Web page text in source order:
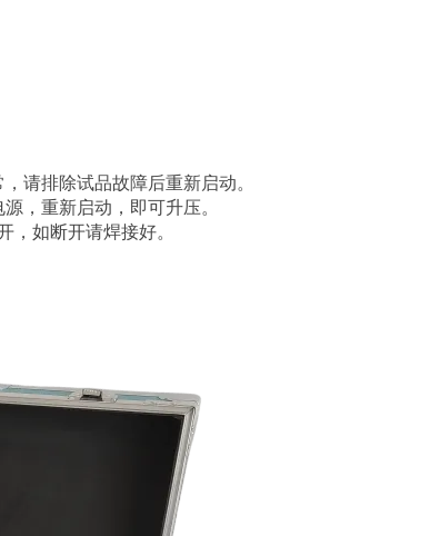
请排除试品故障后重新启动。
，重新启动，即可升压。
，如断开请焊接好。